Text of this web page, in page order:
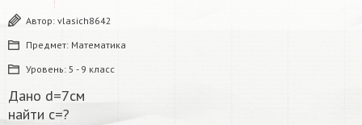
Автор: vlasich8642
Предмет: Математика
Уровень: 5 - 9 класс
Дано d=7см
найти с=?​